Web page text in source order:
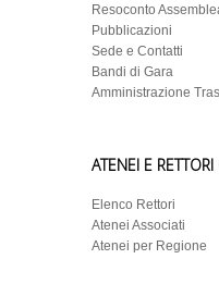
Resoconto
Pubblicazioni
Sede e Contatti
Bandi di Gara
Amministrazione
ATENEI E RETTORI
Elenco Rettori
Atenei Associati
Atenei per Regione